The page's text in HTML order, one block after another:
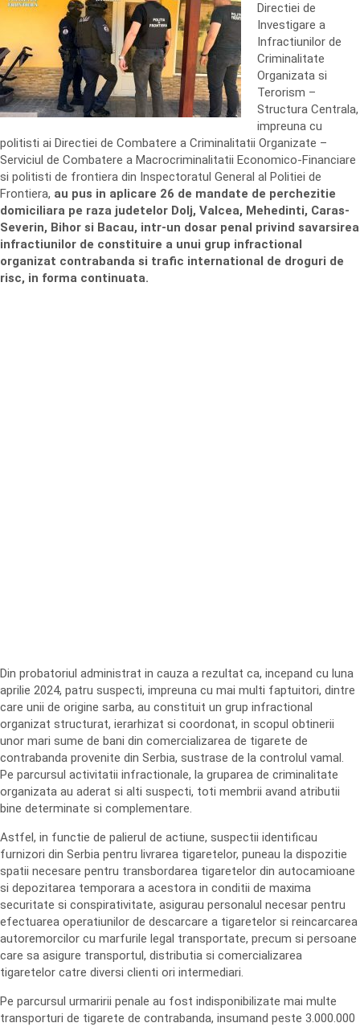
Directiei de
Investigare a
Infractiunilor de
Criminalitate
Organizata si
Terorism –
Structura Centrala,
impreuna cu
politisti ai Directiei de Combatere a Criminalitatii Organizate –
Serviciul de Combatere a Macrocriminalitatii Economico-Financiare
si politisti de frontiera din Inspectoratul General al Politiei de
Frontiera, au pus in aplicare 26 de mandate de perchezitie
domiciliara pe raza judetelor Dolj, Valcea, Mehedinti, Caras-
Severin, Bihor si Bacau, intr-un dosar penal privind savarsirea
infractiunilor de constituire a unui grup infractional
organizat contrabanda si trafic international de droguri de
risc, in forma continuata.
Din probatoriul administrat in cauza a rezultat ca, incepand cu luna
aprilie 2024, patru suspecti, impreuna cu mai multi faptuitori, dintre
care unii de origine sarba, au constituit un grup infractional
organizat structurat, ierarhizat si coordonat, in scopul obtinerii
unor mari sume de bani din comercializarea de tigarete de
contrabanda provenite din Serbia, sustrase de la controlul vamal.
Pe parcursul activitatii infractionale, la gruparea de criminalitate
organizata au aderat si alti suspecti, toti membrii avand atributii
bine determinate si complementare.
Astfel, in functie de palierul de actiune, suspectii identificau
furnizori din Serbia pentru livrarea tigaretelor, puneau la dispozitie
spatii necesare pentru transbordarea tigaretelor din autocamioane
si depozitarea temporara a acestora in conditii de maxima
securitate si conspirativitate, asigurau personalul necesar pentru
efectuarea operatiunilor de descarcare a tigaretelor si reincarcarea
autoremorcilor cu marfurile legal transportate, precum si persoane
care sa asigure transportul, distributia si comercializarea
tigaretelor catre diversi clienti ori intermediari.
Pe parcursul urmaririi penale au fost indisponibilizate mai multe
transporturi de tigarete de contrabanda, insumand peste 3.000.000